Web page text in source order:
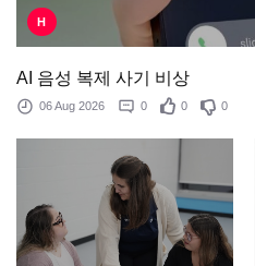
H
AI 음성 복제 사기 비상
06 Aug 2026 0 0 0